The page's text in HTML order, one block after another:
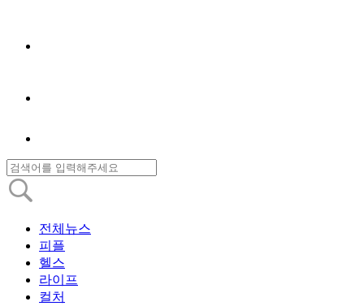
전체뉴스
피플
헬스
라이프
컬처